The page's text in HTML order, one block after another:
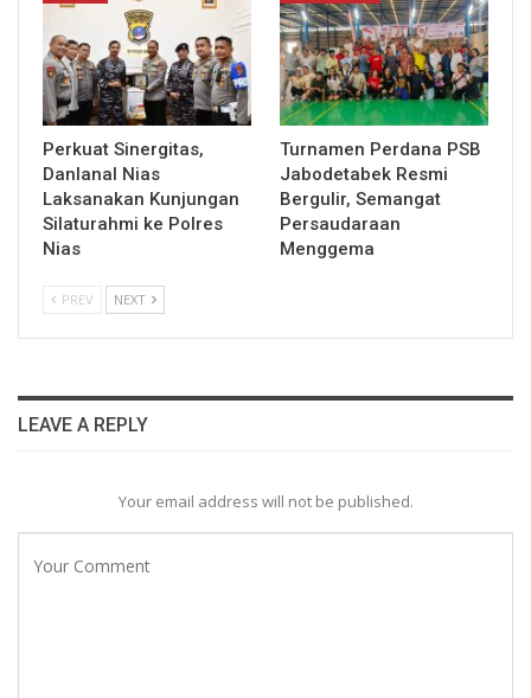
Perkuat Sinergitas,
Danlanal Nias
Laksanakan Kunjungan
Silaturahmi ke Polres
Nias
Turnamen Perdana PSB
Jabodetabek Resmi
Bergulir, Semangat
Persaudaraan
Menggema
PREV NEXT
LEAVE A REPLY
Your email address will not be published.